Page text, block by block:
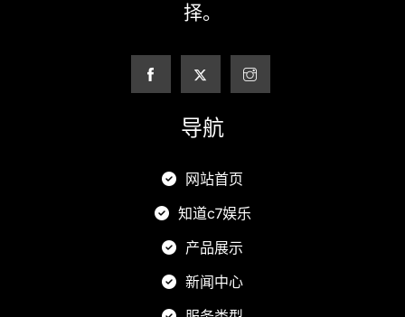
择。
导航
网站首页
知道c7娱乐
产品展示
新闻中心